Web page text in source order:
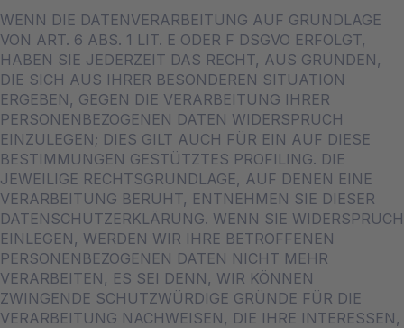
WENN DIE DATENVERARBEITUNG AUF GRUNDLAGE
VON ART. 6 ABS. 1 LIT. E ODER F DSGVO ERFOLGT,
HABEN SIE JEDERZEIT DAS RECHT, AUS GRÜNDEN,
DIE SICH AUS IHRER BESONDEREN SITUATION
ERGEBEN, GEGEN DIE VERARBEITUNG IHRER
PERSONENBEZOGENEN DATEN WIDERSPRUCH
EINZULEGEN; DIES GILT AUCH FÜR EIN AUF DIESE
BESTIMMUNGEN GESTÜTZTES PROFILING. DIE
JEWEILIGE RECHTSGRUNDLAGE, AUF DENEN EINE
VERARBEITUNG BERUHT, ENTNEHMEN SIE DIESER
DATENSCHUTZERKLÄRUNG. WENN SIE WIDERSPRUCH
EINLEGEN, WERDEN WIR IHRE BETROFFENEN
PERSONENBEZOGENEN DATEN NICHT MEHR
VERARBEITEN, ES SEI DENN, WIR KÖNNEN
ZWINGENDE SCHUTZWÜRDIGE GRÜNDE FÜR DIE
VERARBEITUNG NACHWEISEN, DIE IHRE INTERESSEN,